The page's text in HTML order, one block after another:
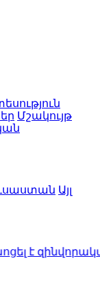
Մշակույթ
Այլ
է